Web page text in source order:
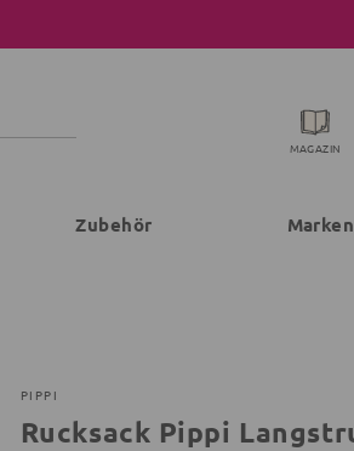
MAGAZIN
Zubehör Marken
PIPPI
Rucksack Pippi